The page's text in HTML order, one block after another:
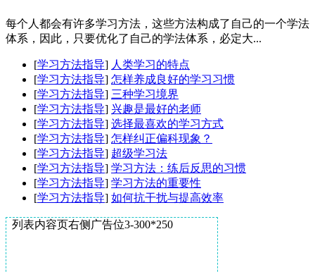
每个人都会有许多学习方法，这些方法构成了自己的一个学法
体系，因此，只要优化了自己的学法体系，必定大...
[学习方法指导] 人类学习的特点
[学习方法指导] 怎样养成良好的学习习惯
[学习方法指导] 三种学习境界
[学习方法指导] 兴趣是最好的老师
[学习方法指导] 选择最喜欢的学习方式
[学习方法指导] 怎样纠正偏科现象？
[学习方法指导] 超级学习法
[学习方法指导] 学习方法：练后反思的习惯
[学习方法指导] 学习方法的重要性
[学习方法指导] 如何抗干扰与提高效率
列表内容页右侧广告位3-300*250